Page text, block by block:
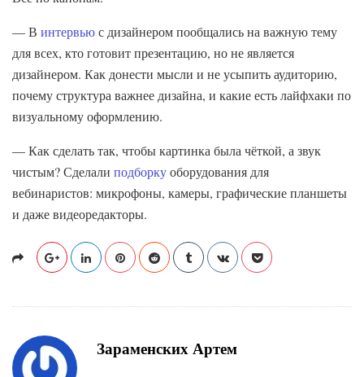
— В интервьюс дизайнером пообщались на важную тему
для всех, кто готовит презентацию, но не является
дизайнером. Как донести мысли и не усыпить аудиторию,
почему структура важнее дизайна, и какие есть лайфхаки по
визуальному оформлению.
— Как сделать так, чтобы картинка была чёткой, а звук
чистым? Сделали подборкуоборудования для
вебинаристов: микрофоны, камеры, графические планшеты
и даже видеоредакторы.
Зараменских Артем